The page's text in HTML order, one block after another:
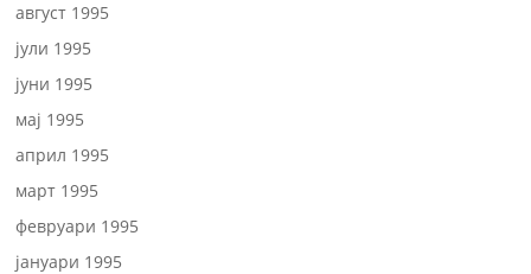
август 1995
јули 1995
јуни 1995
мај 1995
април 1995
март 1995
февруари 1995
јануари 1995